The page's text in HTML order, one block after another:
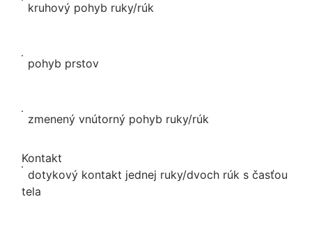
kruhový pohyb ruky/rúk
pohyb prstov
zmenený vnútorný pohyb ruky/rúk
Kontakt
dotykový kontakt jednej ruky/dvoch rúk s časťou
tela